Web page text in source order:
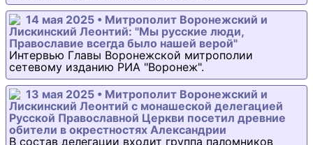
14 мая 2025 • Митрополит Воронежский и
Лискинский Леонтий: "Мы русские люди,
Православие всегда было нашей верой"
Интервью Главы Воронежской митрополии
сетевому изданию РИА "Воронеж".
13 мая 2025 • Митрополит Воронежский и
Лискинский Леонтий с монашеской делегацией
Русской Православной Церкви посетил древние
обители в окрестностях Александрии
В состав делегации входит группа паломников